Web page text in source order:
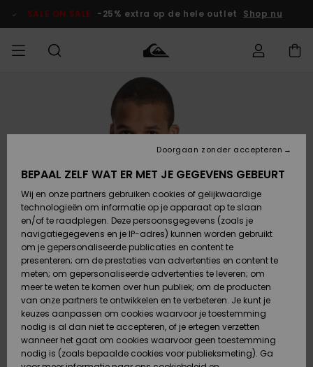
Productinformatie
SALE ON SALE -25% extra op de hele outlet Shop nu
Kleding
Accessoires
Schoenen &
Slippers
Surf /
Water
Snow
JONGENS
Kleding
Accessoires
Schoenen &
Slippers
Surf /
Water
Sneeuw
DAMES
Shop
Highlights
Snow
SURF
Heren Surf
Surf Shop
Highlights
Community
SNOW
Heren Snow
Snow Shop
Dames
Snow Shop
Highlights
Gemeenschap
SALE ON
SALE
HEREN
Kinderen
VROUW
OUTLET
Regio- En
Taalinstellingen
français
Nederlands
Toegang tot
mijn bestelling
Retouren
Betaling
Giftcard
Quiksilver
Freedom
Gegevensbescherming
BEPAAL ZELF WAT ER MET JE GEGEVENS GEBEURT
Wij en onze partners gebruiken cookies of gelijkwaardige
technologieën om informatie op je apparaat op te slaan
en/of te raadplegen. Deze persoonsgegevens (zoals je
navigatiegegevens en je IP-adres) kunnen worden gebruikt
om je gepersonaliseerde publicaties en content te
presenteren; om de prestaties van advertenties en content te
meten; om gepersonaliseerde advertenties te leveren; om
meer te weten te komen over hun publiek; om de producten
van onze partners te ontwikkelen en te verbeteren. Je kunt je
keuzes aanpassen om cookies waarvoor je toestemming
nodig is al dan niet te accepteren, of je ertegen verzetten
wanneer het gaat om cookies waarvoor geen toestemming
nodig is (zoals bepaalde cookies voor publieksmeting). Ga
Doorgaan zonder accepteren